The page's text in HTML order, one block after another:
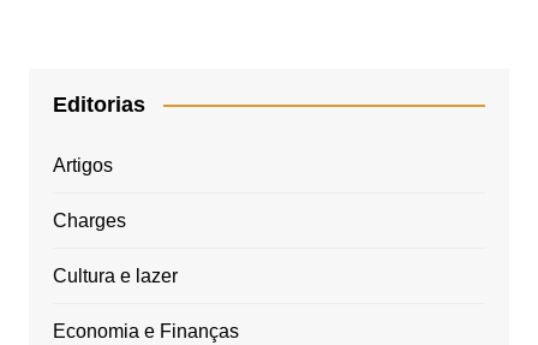
Editorias
Artigos
Charges
Cultura e lazer
Economia e Finanças